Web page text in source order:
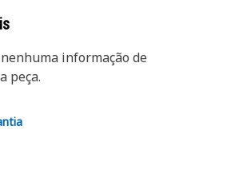
informação de
peça.